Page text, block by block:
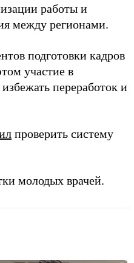
работы и
между регионами.
подготовки кадров
участие в
переработок и
проверить систему
молодых врачей.